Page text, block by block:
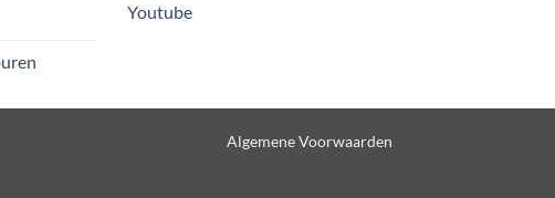
Youtube
Algemene Voorwaarden